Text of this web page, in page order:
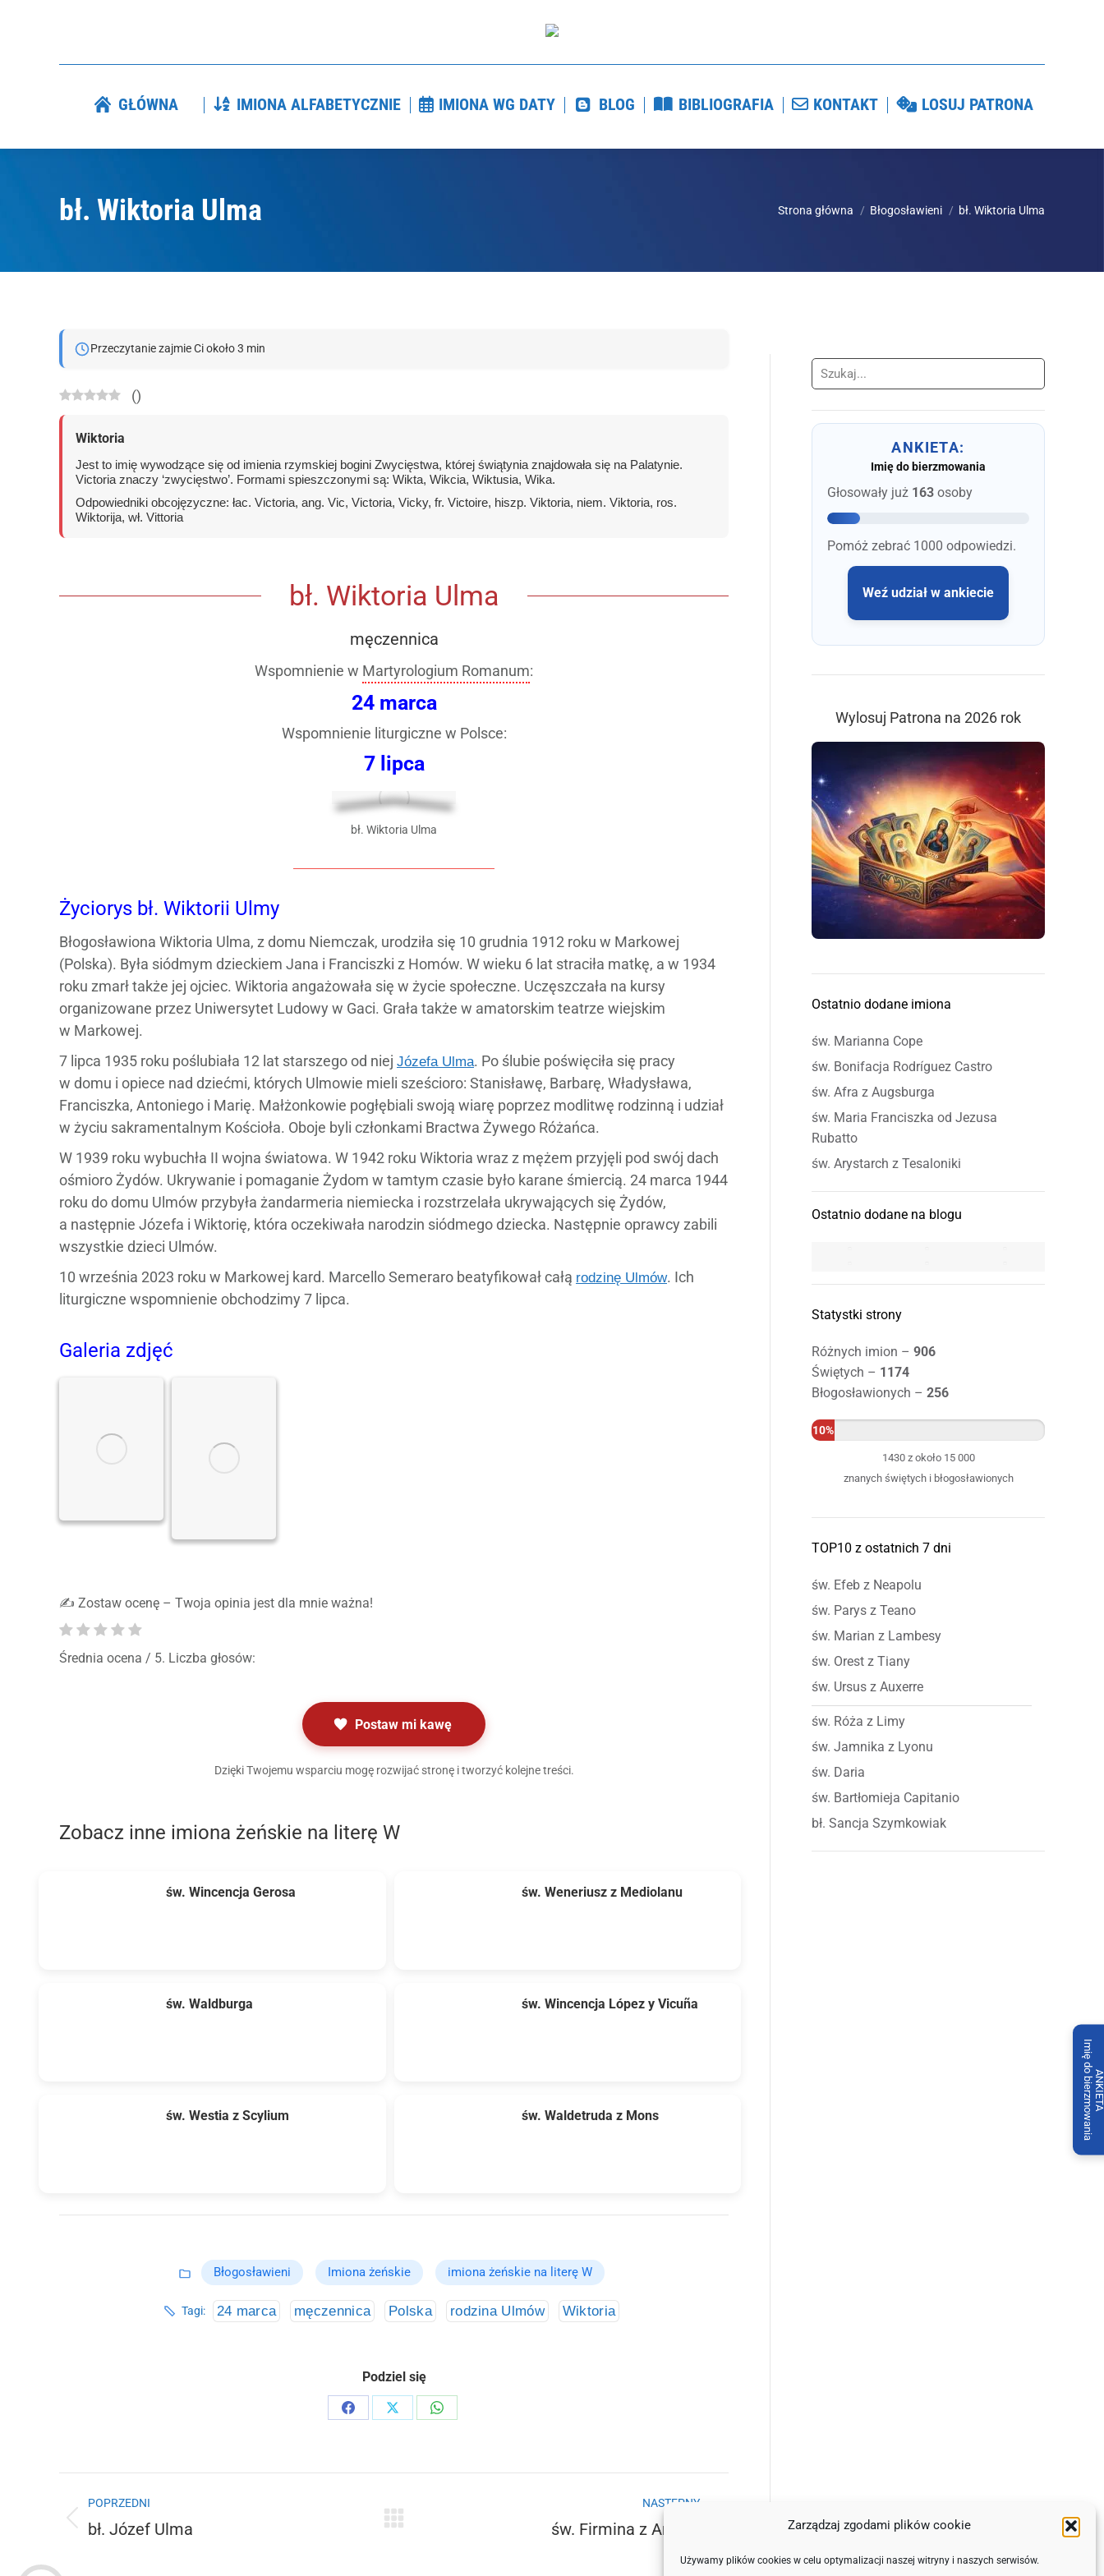
Zarządzaj zgodami plików cookie
Używamy plików cookies w celu optymalizacji naszej witryny i naszych serwisów.
GŁÓWNA IMIONA ALFABETYCZNIE IMIONA WG DATY BLOG BIBLIOGRAFIA KONTAKT LOSUJ PATRONA
bł. Wiktoria Ulma
Jesteś tutaj: Strona główna Błogosławieni bł. Wiktoria Ulma
Przeczytanie zajmie Ci około 3 min
()
Wiktoria
Jest to imię wywodzące się od imienia rzymskiej bogini Zwycięstwa, której świątynia znajdowała się na Palatynie.
Victoria znaczy ‘zwycięstwo’. Formami spieszczonymi są: Wikta, Wikcia, Wiktusia, Wika.
Odpowiedniki obcojęzyczne: łac. Victoria, ang. Vic, Victoria, Vicky, fr. Victoire, hiszp. Viktoria, niem. Viktoria, ros.
Wiktorija, wł. Vittoria
bł. Wiktoria Ulma
męczennica
Wspomnienie w Martyrologium Romanum:
24 marca
Wspomnienie liturgiczne w Polsce:
7 lipca
bł. Wiktoria Ulma
Życiorys bł. Wiktorii Ulmy
Błogosławiona Wiktoria Ulma, z domu Niemczak, urodziła się 10 grudnia 1912 roku w Markowej
(Polska). Była siódmym dzieckiem Jana i Franciszki z Homów. W wieku 6 lat straciła matkę, a w 1934
roku zmarł także jej ojciec. Wiktoria angażowała się w życie społeczne. Uczęszczała na kursy
organizowane przez Uniwersytet Ludowy w Gaci. Grała także w amatorskim teatrze wiejskim
w Markowej.
7 lipca 1935 roku poślubiała 12 lat starszego od niej Józefa Ulma. Po ślubie poświęciła się pracy
w domu i opiece nad dziećmi, których Ulmowie mieli sześcioro: Stanisławę, Barbarę, Władysława,
Franciszka, Antoniego i Marię. Małżonkowie pogłębiali swoją wiarę poprzez modlitwę rodzinną i udział
w życiu sakramentalnym Kościoła. Oboje byli członkami Bractwa Żywego Różańca.
W 1939 roku wybuchła II wojna światowa. W 1942 roku Wiktoria wraz z mężem przyjęli pod swój dach
ośmioro Żydów. Ukrywanie i pomaganie Żydom w tamtym czasie było karane śmiercią. 24 marca 1944
roku do domu Ulmów przybyła żandarmeria niemiecka i rozstrzelała ukrywających się Żydów,
a następnie Józefa i Wiktorię, która oczekiwała narodzin siódmego dziecka. Następnie oprawcy zabili
wszystkie dzieci Ulmów.
10 września 2023 roku w Markowej kard. Marcello Semeraro beatyfikował całą rodzinę Ulmów. Ich
liturgiczne wspomnienie obchodzimy 7 lipca.
Galeria zdjęć
✍️ Zostaw ocenę – Twoja opinia jest dla mnie ważna!
Średnia ocena / 5. Liczba głosów:
Postaw mi kawę
Dzięki Twojemu wsparciu mogę rozwijać stronę i tworzyć kolejne treści.
Zobacz inne imiona żeńskie na literę W
św. Wincencja Gerosa św. Weneriusz z Mediolanu
św. Waldburga św. Wincencja López y Vicuña
św. Westia z Scylium św. Waldetruda z Mons
Błogosławieni Imiona żeńskie imiona żeńskie na literę W
Tagi: 24 marca męczennica Polska rodzina Ulmów Wiktoria
Podziel się
Share
Share
Share
Nawigacja
wpisów
POPRZEDNI
Poprzedni
bł. Józef Ulma
NASTĘPNY
św. Firmina z Amerii
Szukaj
ANKIETA:
Imię do bierzmowania
Głosowały już 163 osoby
Pomóż zebrać 1000 odpowiedzi.
Weź udział w ankiecie
Wylosuj Patrona na 2026 rok
Ostatnio dodane imiona
św. Marianna Cope
św. Bonifacja Rodríguez Castro
św. Afra z Augsburga
św. Maria Franciszka od Jezusa
Rubatto
św. Arystarch z Tesaloniki
Ostatnio dodane na blogu
Statystki strony
Różnych imion – 906
Świętych – 1174
Błogosławionych – 256
10%
1430 z około 15 000
znanych świętych i błogosławionych
TOP10 z ostatnich 7 dni
św. Efeb z Neapolu
św. Parys z Teano
św. Marian z Lambesy
św. Orest z Tiany
św. Ursus z Auxerre
św. Róża z Limy
św. Jamnika z Lyonu
św. Daria
św. Bartłomieja Capitanio
bł. Sancja Szymkowiak
Imię do bierzmowania
IMIONA WG DATY